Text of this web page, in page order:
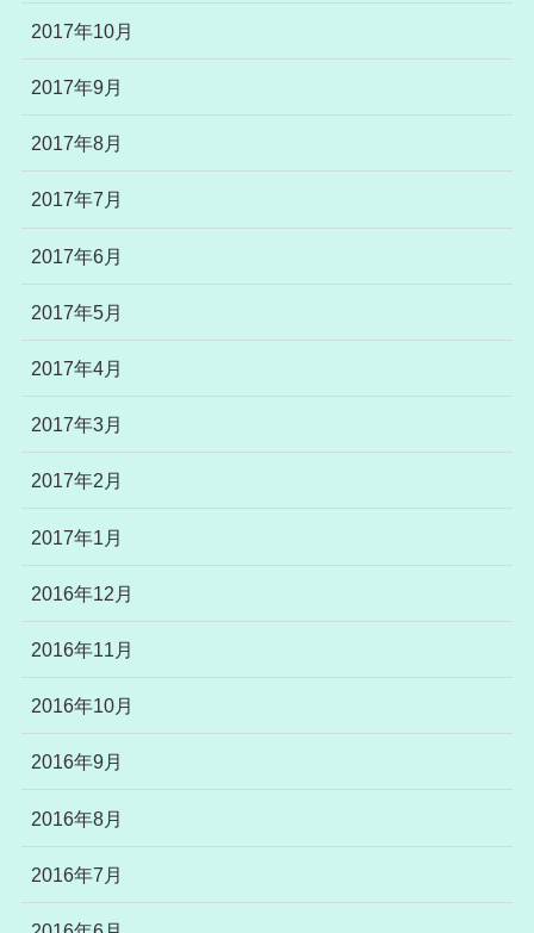
2017年10月
2017年9月
2017年8月
2017年7月
2017年6月
2017年5月
2017年4月
2017年3月
2017年2月
2017年1月
2016年12月
2016年11月
2016年10月
2016年9月
2016年8月
2016年7月